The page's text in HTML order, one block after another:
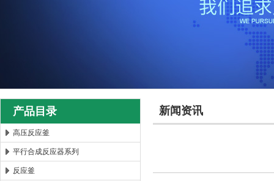
西安太康生物科技有限公司
产品目录
高压反应釜
平行合成反应器系列
反应釜
新闻资讯